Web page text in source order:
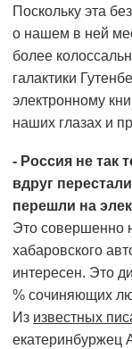
Поскольку эта
о нашем в ней
более
галактики
электронному
наших глазах и
- Россия не так
вдруг
перешли на
Это совершенно
хабаровского
интересен. Это
% сочиняющих
Из известных
екатеринбуржец